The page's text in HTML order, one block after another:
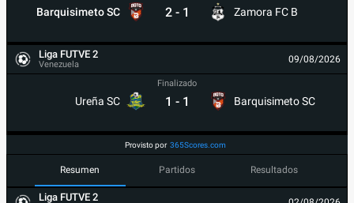
Barquisimeto SC 2 - 1 Zamora FC B
Liga FUTVE 2
Venezuela 09/08/2026
Ureña SC
Finalizado
1 - 1 Barquisimeto SC
Provisto por 365Scores.com
Resumen Partidos Resultados
Liga FUTVE 2